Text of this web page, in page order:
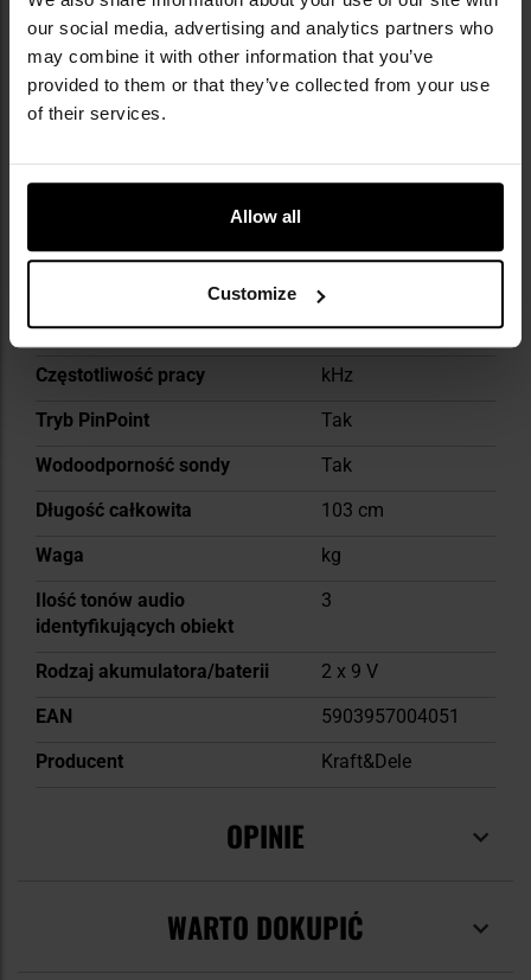
our social media, advertising and analytics partners who
may combine it with other information that you’ve
provided to them or that they’ve collected from your use
of their services.
Allow all
Customize
Informacja o producencie i bezpieczeństwo
DANE TECHNICZNE
Więcej
informacji
Rozróżnianie obiektów
Tak
Częstotliwość pracy
kHz
Tryb PinPoint
Tak
Wodoodporność sondy
Tak
Długość całkowita
103 cm
Waga
kg
Ilość tonów audio
identyfikujących obiekt
3
Rodzaj akumulatora/baterii
2 x 9 V
EAN
5903957004051
Producent
Kraft&Dele
OPINIE
WARTO DOKUPIĆ